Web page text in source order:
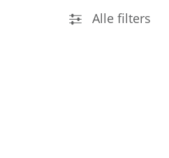
Alle filters